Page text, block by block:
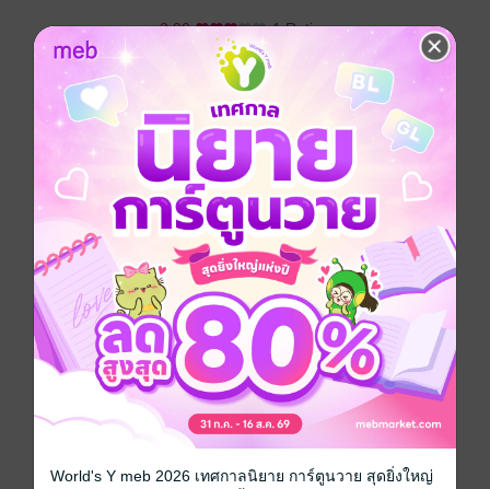
3.00 1 Rating
อยากได้ ซื้อเป็นของขวัญ ติดตาม แชร์
นำเสนอจากประสบการณ์จริงของผู้เขียนในการ
สร้างสรรค์งานการ์ตูนแอนิเมชั่นมากกว่า 5 ปี ครอบคลุม
ทุกเรื่องตั้งแต่การเขียนบท-สตอรี่บอร์ด ออกแบบตัวละคร
วาด-ลงสี-แยกชิ้นส่วนตัวละคร วาดฉาก สร้างภาพ
เคลื่อนไหวทั้งเดิน-วิ่ง-จับสิ่งของ-พูด-แสดงอารมณ์ การ
พากย์เสียงและใส่เสียงเอฟเฟ็คต์ ตลอดจนเอ็กซ์พอร์ตเป็น
ไฟล์มูฟวี่ เนื้อหาเข้าใจง่ายพร้อมแสดงภาพประกอบทุกขั้น
ตอน
ประเภทไฟล์ pdf
วันที่วางขาย 07 กุมภาพันธ์ 2556
World's Y meb 2026 เทศกาลนิยาย การ์ตูนวาย สุดยิ่งใหญ่